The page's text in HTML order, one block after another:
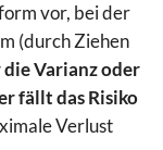
vor, bei der
(durch Ziehen
die Varianz oder
fällt das Risiko
Verlust